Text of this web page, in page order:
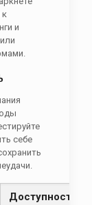
к
и
себе
Доступность